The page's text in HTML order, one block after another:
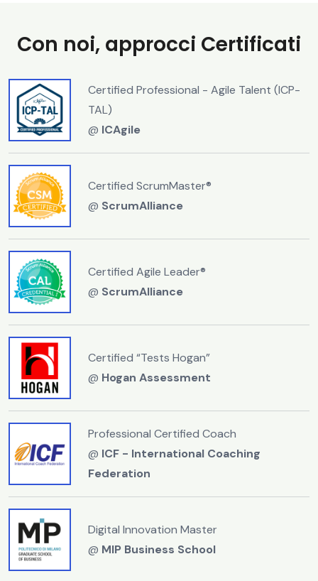
Con noi, approcci Certificati
Certified Professional - Agile Talent (ICP-
TAL)
@ ICAgile
Certified ScrumMaster®
@ ScrumAlliance
Certified Agile Leader®
@ ScrumAlliance
Certified “Tests Hogan”
@ Hogan Assessment
Professional Certified Coach
@ ICF - International Coaching
Federation
Digital Innovation Master
@ MIP Business School